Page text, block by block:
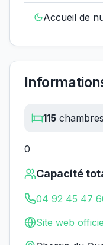
Accueil de
115
0
Capacité
04 92 45 47
Site web